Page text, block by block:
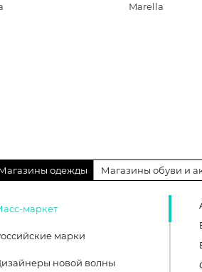
Marella
одежды Магазины обуви и
маркет
марки
новой волны